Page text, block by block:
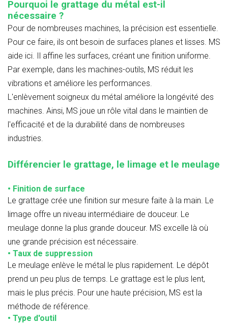
Pourquoi le grattage du métal est-il
nécessaire ?
Pour de nombreuses machines, la précision est essentielle.
Pour ce faire, ils ont besoin de surfaces planes et lisses. MS
aide ici. Il affine les surfaces, créant une finition uniforme.
Par exemple, dans les machines-outils, MS réduit les
vibrations et améliore les performances.
L'enlèvement soigneux du métal améliore la longévité des
machines. Ainsi, MS joue un rôle vital dans le maintien de
l'efficacité et de la durabilité dans de nombreuses
industries.
Différencier le grattage, le limage et le meulage
• Finition de surface
Le grattage crée une finition sur mesure faite à la main. Le
limage offre un niveau intermédiaire de douceur. Le
meulage donne la plus grande douceur. MS excelle là où
une grande précision est nécessaire.
• Taux de suppression
Le meulage enlève le métal le plus rapidement. Le dépôt
prend un peu plus de temps. Le grattage est le plus lent,
mais le plus précis. Pour une haute précision, MS est la
méthode de référence.
• Type d'outil